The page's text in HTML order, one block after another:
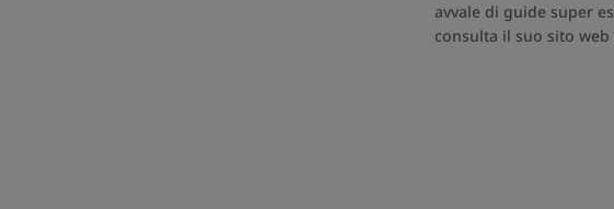
avvale di guide super
consulta il suo sito